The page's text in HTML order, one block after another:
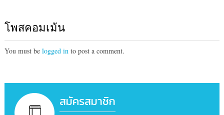
โพสคอมเม้น
You must be logged into post a comment.
สมัครสมาชิก